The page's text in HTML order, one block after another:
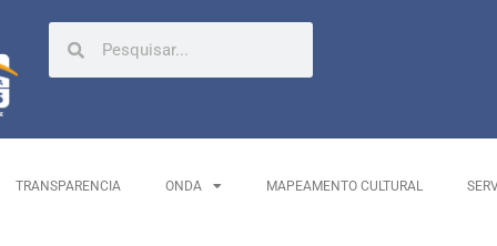
TRANSPARENCIA ONDA MAPEAMENTO CULTURAL